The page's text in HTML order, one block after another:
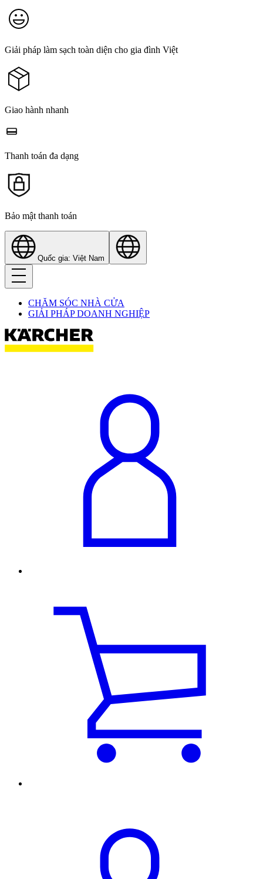
Giải pháp làm sạch toàn diện cho gia đình Việt
Giao hành nhanh
Thanh toán đa dạng
Bảo mật thanh toán
Quốc gia: Việt Nam
CHĂM SÓC NHÀ CỬA
GIẢI PHÁP DOANH NGHIỆP